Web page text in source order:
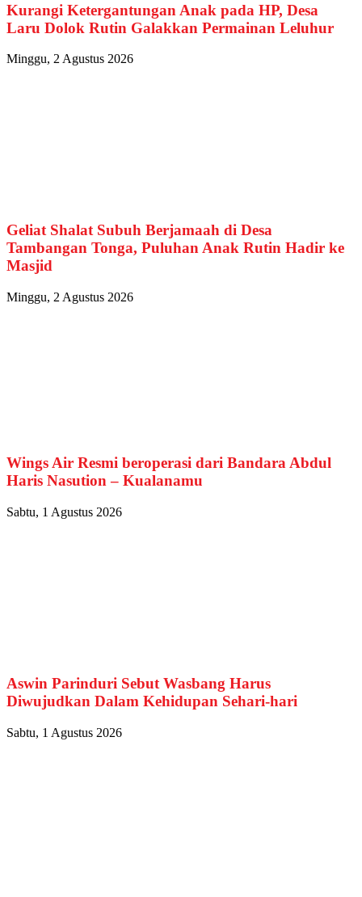
Kurangi Ketergantungan Anak pada HP, Desa
Laru Dolok Rutin Galakkan Permainan Leluhur
Minggu, 2 Agustus 2026
Geliat Shalat Subuh Berjamaah di Desa
Tambangan Tonga, Puluhan Anak Rutin Hadir ke
Masjid
Minggu, 2 Agustus 2026
Wings Air Resmi beroperasi dari Bandara Abdul
Haris Nasution – Kualanamu
Sabtu, 1 Agustus 2026
Aswin Parinduri Sebut Wasbang Harus
Diwujudkan Dalam Kehidupan Sehari-hari
Sabtu, 1 Agustus 2026